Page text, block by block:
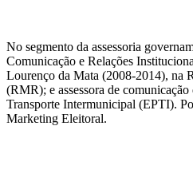
No segmento da assessoria
Comunicação e Relações
Lourenço da Mata (2008-2014), na
(RMR); e assessora de
Transporte Intermunicipal (EPTI).
Marketing Eleitoral.